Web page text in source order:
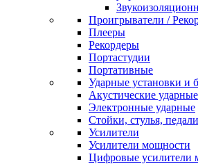
Проигрыватели /
Плееры
Рекордеры
Портастудии
Портативные
Ударные установки и
Акустические ударные
Электронные ударные
Стойки, стулья, педали
Усилители
Усилители мощности
Цифровые усилители